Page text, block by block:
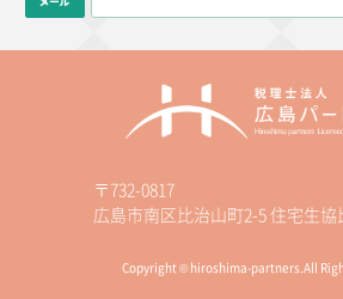
〒732-0817
広島市南区比治山町2-5 住宅生協
Copyright © hiroshima-partners.All